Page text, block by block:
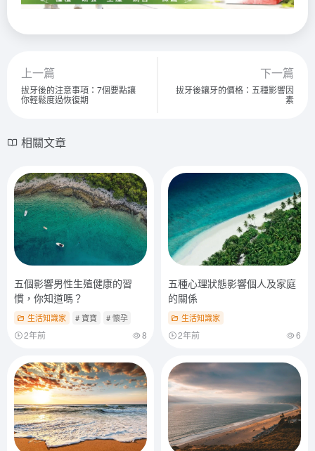
上一篇
拔牙後的注意事項：7個要點讓
你輕鬆度過恢復期
下一篇
拔牙後鑲牙的價格：五種影響因
素
相關文章
五個影響男性生殖健康的習
慣，你知道嗎？
生活知識家 # 寶寶 # 懷孕
2年前 8
五種心理狀態影響個人及家庭
的關係
生活知識家
2年前 6